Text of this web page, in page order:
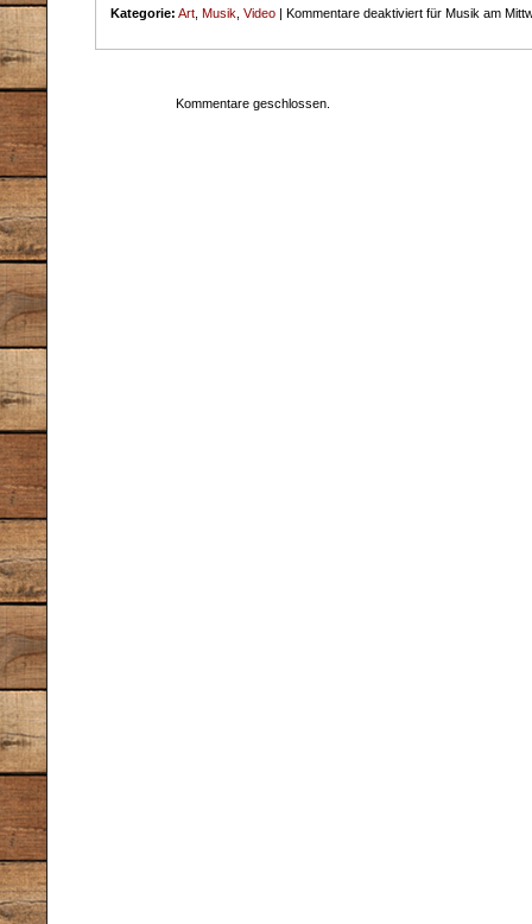
Kategorie: Art Musik Video | Kommentare deaktiviert für Musik am
Kommentare geschlossen.